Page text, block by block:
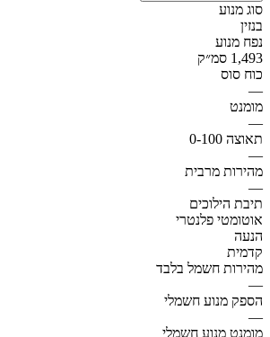
סוג מנוע
בנזין
נפח מנוע
1,493 סמ״ק
כוח סוס
—
מומנט
—
תאוצה 0-100
—
מהירות מרבית
—
תיבת הילוכים
אוטומטי פלנטרי
הנעה
קדמית
מהירות חשמל בלבד
—
הספק מנוע חשמלי
—
מומנט מנוע חשמלי